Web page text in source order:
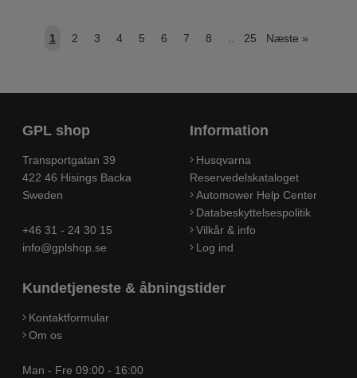
1 2 3 4 5 6 7 8 .. 25 Næste »
GPL shop
Transportgatan 39
422 46 Hisings Backa
Sweden
+46 31 - 24 30 15
info@gplshop.se
Information
Husqvarna
Reservedelskataloget
Automower Help Center
Databeskyttelsespolitik
Vilkår & info
Log ind
Kundetjeneste & åbningstider
Kontaktformular
Om os
Man - Fre 09:00 - 16:00